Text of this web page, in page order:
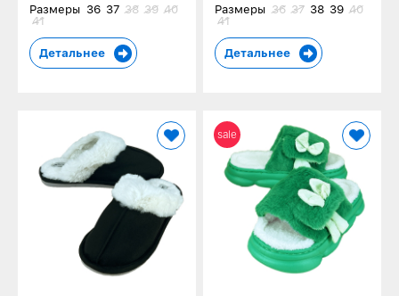
Размеры 36 37 38 39 40
41
Детальнее
Размеры 36 37 38 39 40
41
Детальнее
sale